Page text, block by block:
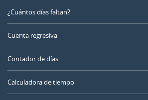
¿Cuántos días faltan?
Cuenta regresiva
Contador de días
Calculadora de tiempo